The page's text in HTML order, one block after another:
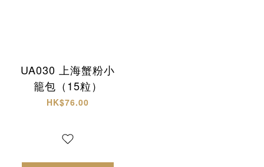
UA030 上海蟹粉小
籠包（15粒）
HK$76.00